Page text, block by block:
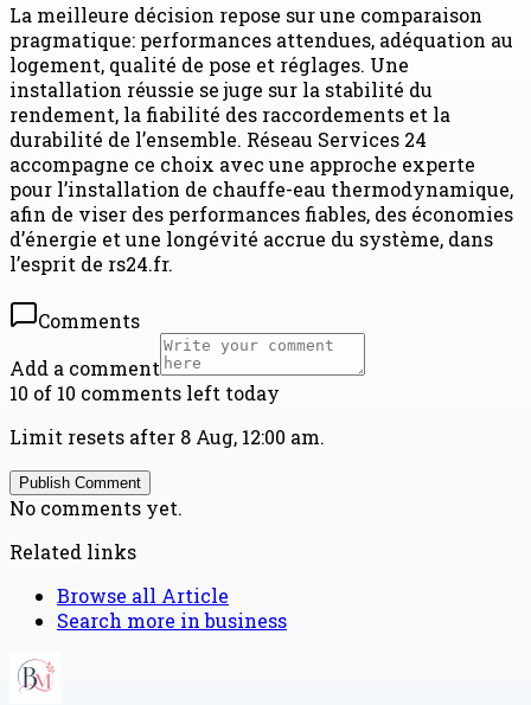
La meilleure décision repose sur une comparaison
pragmatique: performances attendues, adéquation au
logement, qualité de pose et réglages. Une
installation réussie se juge sur la stabilité du
rendement, la fiabilité des raccordements et la
durabilité de l’ensemble. Réseau Services 24
accompagne ce choix avec une approche experte
pour l’installation de chauffe-eau thermodynamique,
afin de viser des performances fiables, des économies
d’énergie et une longévité accrue du système, dans
l’esprit de rs24.fr.
Comments
Add a comment
10 of 10 comments left today
Limit resets after 8 Aug, 12:00 am.
Publish Comment
No comments yet.
Related links
Browse all Article
Search more inbusiness